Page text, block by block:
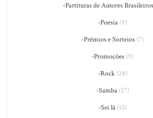
-Partituras de Autores Brasileiros
-Poesia (9)
-Prêmios e Sorteios(7)
-Promoções (9)
-Rock(28)
-Samba(17)
-Sei lá (13)